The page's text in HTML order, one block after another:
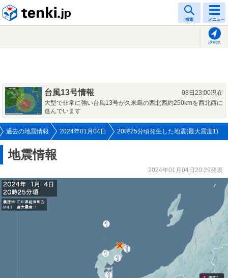
検索 メニュー
現在地
台風13号情報
08日23:00現在
大型で非常に強い台風13号が久米島の西北西約250kmを西北西に
進んでいます
過去の地震情報 2024年01月04日 20時25分頃発生した地震(最大震度1)
地震情報
2024年01月04日20:29発表